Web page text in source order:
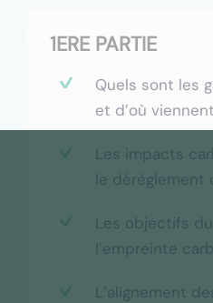
1ERE PARTIE
Quels sont les
et d’où
Les impacts
le dérèglement
Les objectifs
l’empreinte
L’alignement